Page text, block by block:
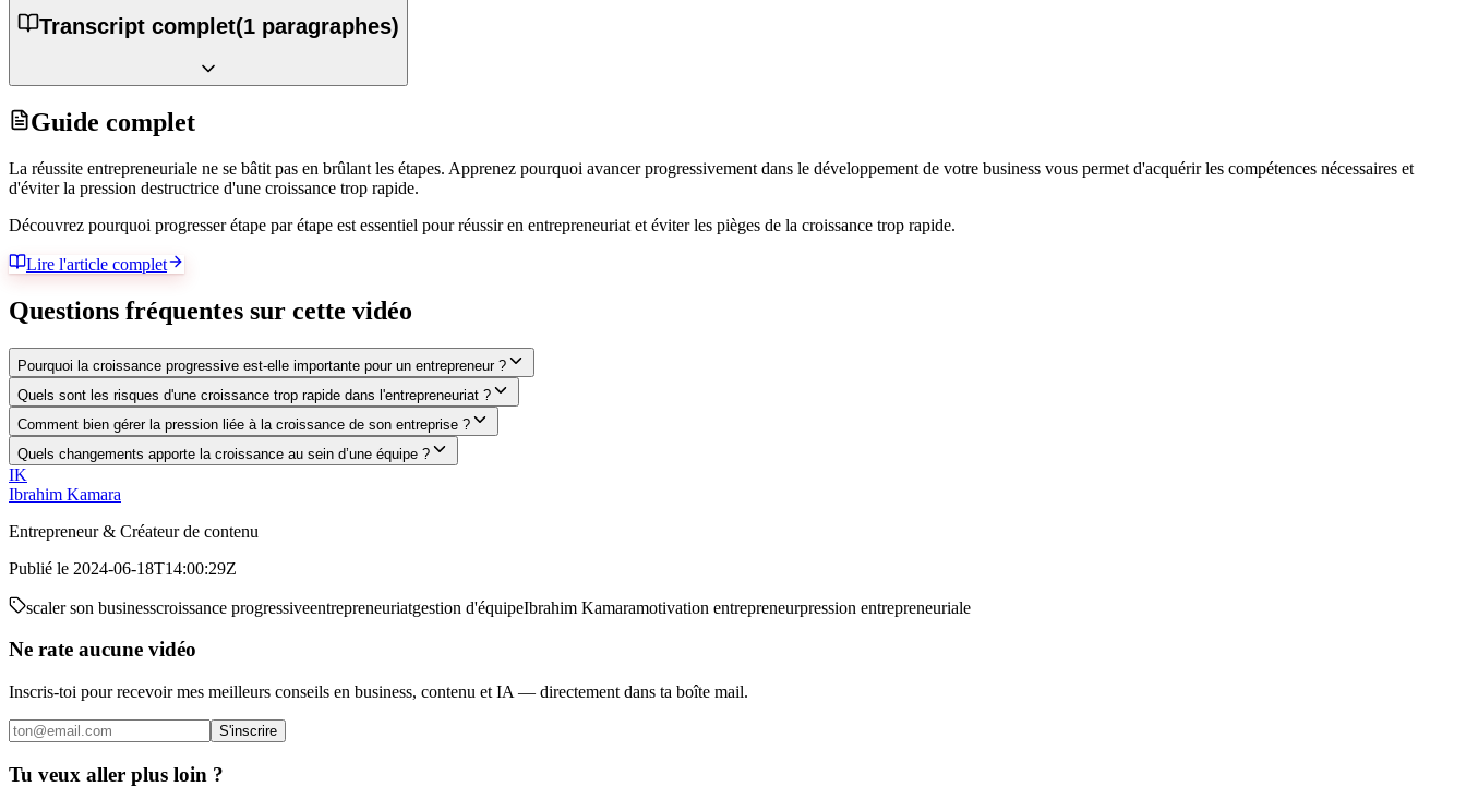
Transcript complet(1 paragraphes)
Guide complet
La réussite entrepreneuriale ne se bâtit pas en brûlant les étapes. Apprenez pourquoi avancer progressivement dans le développement de votre business vous permet d'acquérir les compétences nécessaires et
d'éviter la pression destructrice d'une croissance trop rapide.
Découvrez pourquoi progresser étape par étape est essentiel pour réussir en entrepreneuriat et éviter les pièges de la croissance trop rapide.
Lire l'article complet
Questions fréquentes sur cette vidéo
Pourquoi la croissance progressive est-elle importante pour un entrepreneur ?
Quels sont les risques d'une croissance trop rapide dans l'entrepreneuriat ?
Comment bien gérer la pression liée à la croissance de son entreprise ?
Quels changements apporte la croissance au sein d’une équipe ?
IK
Ibrahim Kamara
Entrepreneur & Créateur de contenu
Publié le 2024-06-18T14:00:29Z
scaler son businesscroissance progressiveentrepreneuriatgestion d'équipeIbrahim Kamaramotivation entrepreneurpression entrepreneuriale
Ne rate aucune vidéo
Inscris-toi pour recevoir mes meilleurs conseils en business, contenu et IA — directement dans ta boîte mail.
S'inscrire
Tu veux aller plus loin ?